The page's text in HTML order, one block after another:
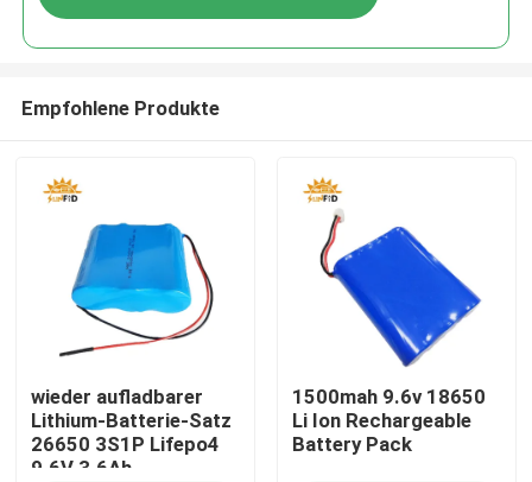
Empfohlene Produkte
wieder aufladbarer
Lithium-Batterie-Satz
26650 3S1P Lifepo4
9.6V 3.6Ah
1500mah 9.6v 18650
Li Ion Rechargeable
Battery Pack